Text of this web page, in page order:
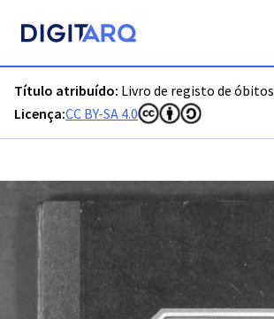
Título atribuído: Livro de registo de óbitos
Licença:CC BY-SA 4.0